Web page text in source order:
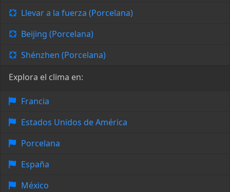
Llevar a la fuerza (Porcelana)
Beijing (Porcelana)
Shénzhen (Porcelana)
Explora el clima en:
Francia
Estados Unidos de América
Porcelana
España
México